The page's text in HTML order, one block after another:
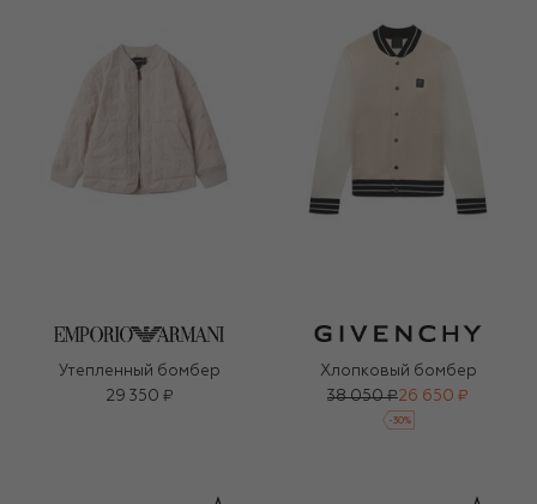
Утепленный бомбер
29 350 ₽
Хлопковый бомбер
38 050 ₽26 650 ₽
-30%